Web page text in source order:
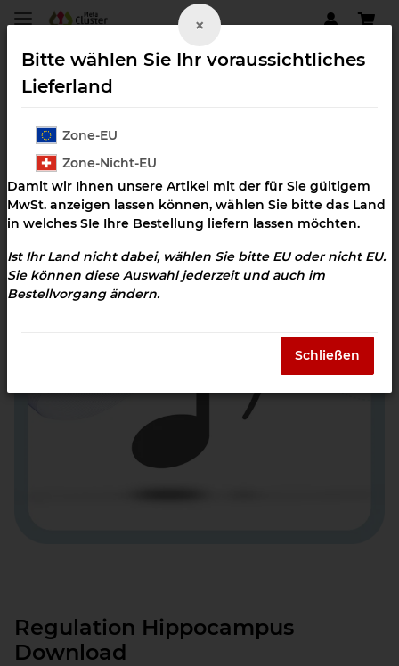
Gehirn
Regulation Hippocampus
Download
×
Bitte wählen Sie Ihr voraussichtliches
Lieferland
Zone-EU
Zone-Nicht-EU
Damit wir Ihnen unsere Artikel mit der für Sie gültigem
MwSt. anzeigen lassen können, wählen Sie bitte das Land
in welches SIe Ihre Bestellung liefern lassen möchten.
Ist Ihr Land nicht dabei, wählen Sie bitte EU oder nicht EU.
Sie können diese Auswahl jederzeit und auch im
Bestellvorgang ändern.
Schließen